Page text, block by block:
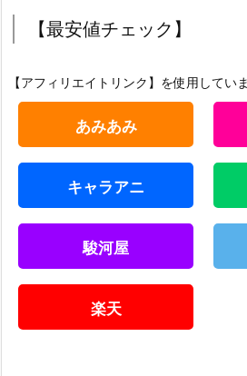
【最安値チェック】
【アフィリエイトリンク】を使用してい
あみあみ
キャラアニ
駿河屋
楽天